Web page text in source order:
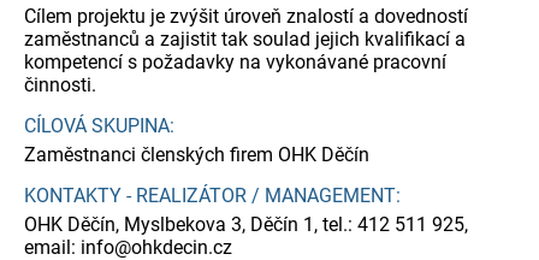
Cílem projektu je zvýšit úroveň znalostí a dovedností
zaměstnanců a zajistit tak soulad jejich kvalifikací a
kompetencí s požadavky na vykonávané pracovní
činnosti.
CÍLOVÁ SKUPINA:
Zaměstnanci členských firem OHK Děčín
KONTAKTY - REALIZÁTOR / MANAGEMENT:
OHK Děčín, Myslbekova 3, Děčín 1, tel.: 412 511 925,
email: info@ohkdecin.cz